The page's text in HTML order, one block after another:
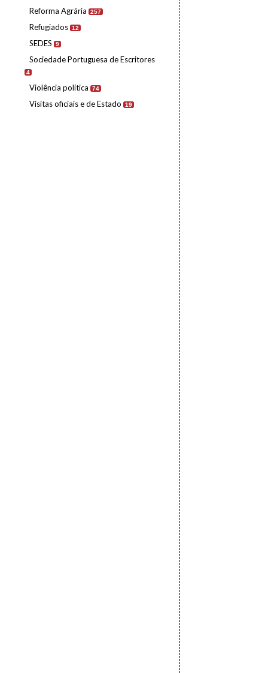
Reforma Agrária 257
Refugiados 12
SEDES 9
Sociedade Portuguesa de Escritores
4
Violência política 74
Visitas oficiais e de Estado 19